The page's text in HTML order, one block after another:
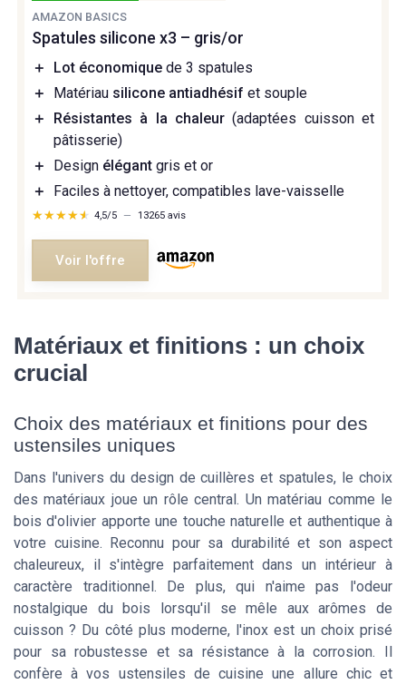
AMAZON BASICS
Spatules silicone x3 – gris/or
＋ Lot économique de 3 spatules
＋
Matériau silicone antiadhésif et souple
＋
Résistantes à la chaleur (adaptées cuisson et
pâtisserie)
＋
Design élégant gris et or
＋
Faciles à nettoyer, compatibles lave-vaisselle
★★★★★
★★★★★ 4,5/5 — 13265 avis
Voir l'offre
Matériaux et finitions : un choix
crucial
Choix des matériaux et finitions pour des
ustensiles uniques
Dans l'univers du design de cuillères et spatules, le choix
des matériaux joue un rôle central. Un matériau comme le
bois d'olivier apporte une touche naturelle et authentique à
votre cuisine. Reconnu pour sa durabilité et son aspect
chaleureux, il s'intègre parfaitement dans un intérieur à
caractère traditionnel. De plus, qui n'aime pas l'odeur
nostalgique du bois lorsqu'il se mêle aux arômes de
cuisson ? Du côté plus moderne, l'inox est un choix prisé
pour sa robustesse et sa résistance à la corrosion. Il
confère à vos ustensiles de cuisine une allure chic et